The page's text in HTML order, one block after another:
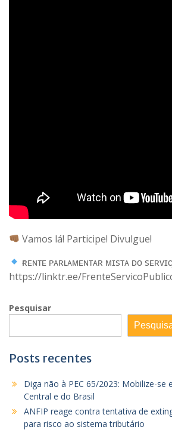
Vamos lá! Participe! Divulgue!
ғʀᴇɴᴛᴇ ᴘᴀʀʟᴀᴍᴇɴᴛᴀʀ ᴍɪsᴛᴀ ᴅᴏ
https://linktr.ee/
Pesquisar
Posts recentes
Diga não à PEC 65/2023: Mobilize-se
Central e do Brasil
ANFIP reage contra tentativa de
para risco ao sistema tributário